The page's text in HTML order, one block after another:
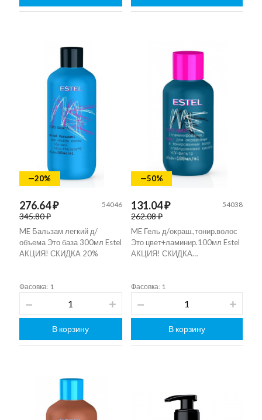
—20%
276.64 ₽
345.80 ₽
54046
ME Бальзам легкий д/
объема Это база 300мл Estel
АКЦИЯ! СКИДКА 20%
Фасовка: 1
В корзину
—50%
131.04 ₽
262.08 ₽
54038
ME Гель д/окраш.,тонир.волос
Это цвет+ламинир.100мл Estel
АКЦИЯ! СКИДКА…
Фасовка: 1
В корзину